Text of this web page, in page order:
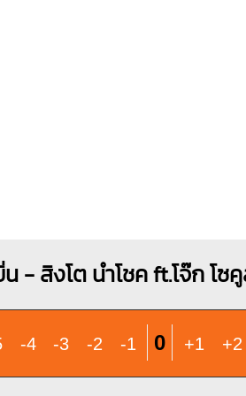
- สิงโต นำโชค ft.โจ๊ก โซ
-4 -3 -2 -1 0 +1 +2